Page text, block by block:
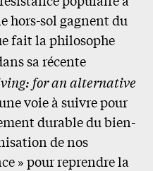
hors-sol gagnent du
fait la philosophe
sa récente
for an alternative
voie à suivre pour
durable du bien-
de nos
» pour reprendre la